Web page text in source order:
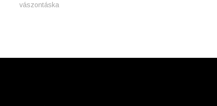
vászontáska